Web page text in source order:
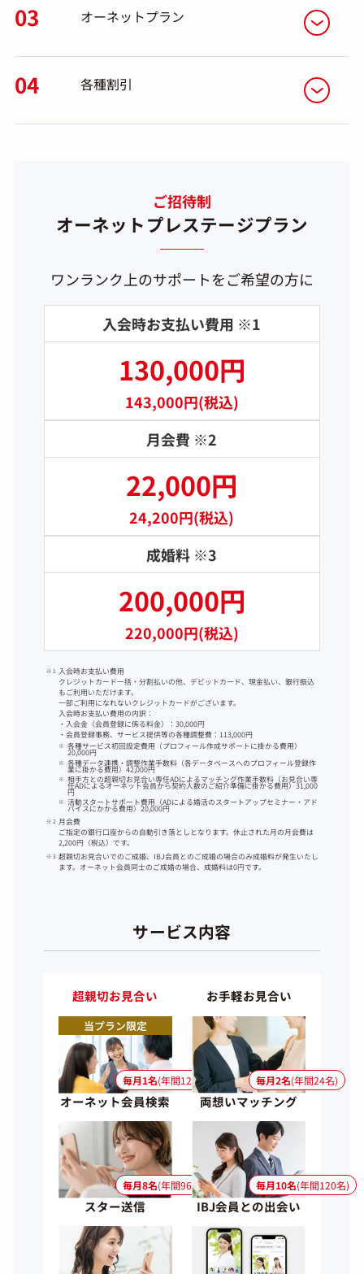
03 オーネットプラン
04 各種割引
ご招待制
オーネットプレステージプラン
ワンランク上のサポートをご希望の方に
入会時お支払い費用 ※1
130,000円
143,000円(税込)
月会費 ※2
22,000円
24,200円(税込)
成婚料 ※3
200,000円
220,000円(税込)
入会時お支払い費用
クレジットカード一括・分割払いの他、デビットカード、現金払い、銀行振込
もご利用いただけます。
一部ご利用になれないクレジットカードがございます。
入会時お支払い費用の内訳：
・入会金（会員登録に係る料金）：30,000円
・会員登録事務、サービス提供等の各種調整費：113,000円
各種サービス初回設定費用（プロフィール作成サポートに掛かる費用）
20,000円
各種データ連携・調整作業手数料（各データベースへのプロフィール登録作
業に掛かる費用）42,000円
相手方との超親切お見合い専任ADによるマッチング作業手数料（お見合い専
任ADによるオーネット会員から契約人数のご紹介準備に掛かる費用）31,000
円
活動スタートサポート費用（ADによる婚活のスタートアップセミナー・アド
バイスにかかる費用）20,000円
月会費
ご指定の銀行口座からの自動引き落としとなります。休止された月の月会費は
2,200円（税込）です。
超親切お見合いでのご成婚、IBJ会員とのご成婚の場合のみ成婚料が発生いたし
ます。オーネット会員同士のご成婚の場合、成婚料は0円です。
サービス内容
超親切お見合い
当プラン限定
毎月1名(年間12名)
お手軽お見合い
毎月2名(年間24名)
オーネット会員検索
毎月8名(年間96名)
両想いマッチング
毎月10名(年間120名)
スター送信 IBJ会員との出会い